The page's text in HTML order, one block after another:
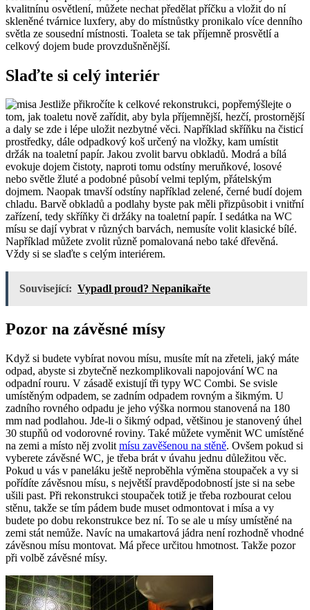
kvalitnínu osvětlení, můžete nechat předělat příčku a vložit do ní
skleněné tvárnice luxfery, aby do místnůstky pronikalo více denního
světla ze sousední místnosti. Toaleta se tak příjemně prosvětlí a
celkový dojem bude provzdušněnější.
Slaďte si celý interiér
Jestliže přikročíte k celkové rekonstrukci, popřemýšlejte o
tom, jak toaletu nově zařídit, aby byla příjemnější, hezčí, prostornější
a daly se zde i lépe uložit nezbytné věci. Například skříňku na čisticí
prostředky, dále odpadkový koš určený na vložky, kam umístit
držák na toaletní papír. Jakou zvolit barvu obkladů. Modrá a bílá
evokuje dojem čistoty, naproti tomu odstíny meruňkové, losové
nebo světle žluté a podobné působí velmi teplým, přátelským
dojmem. Naopak tmavší odstíny například zelené, černé budí dojem
chladu. Barvě obkladů a podlahy byste pak měli přizpůsobit i vnitřní
zařízení, tedy skříňky či držáky na toaletní papír. I sedátka na WC
mísu se dají vybrat v různých barvách, nemusíte volit klasické bílé.
Například můžete zvolit různě pomalovaná nebo také dřevěná.
Vždy si se slaďte s celým interiérem.
Související: Vypadl proud? Nepanikařte
Pozor na závěsné mísy
Když si budete vybírat novou mísu, musíte mít na zřeteli, jaký máte
odpad, abyste si zbytečně nezkomplikovali napojování WC na
odpadní rouru. V zásadě existují tři typy WC Combi. Se svisle
umístěným odpadem, se zadním odpadem rovným a šikmým. U
zadního rovného odpadu je jeho výška normou stanovená na 180
mm nad podlahou. Jde-li o šikmý odpad, většinou je stanovený úhel
30 stupňů od vodorovné roviny. Také můžete vyměnit WC umístěné
na zemi a místo něj zvolit mísu zavěšenou na stěně. Ovšem pokud si
vyberete závěsné WC, je třeba brát v úvahu jednu důležitou věc.
Pokud u vás v paneláku ještě neproběhla výměna stoupaček a vy si
pořídíte závěsnou mísu, s největší pravděpodobností jste si na sebe
ušili past. Při rekonstrukci stoupaček totiž je třeba rozbourat celou
stěnu, takže se tím pádem bude muset odmontovat i mísa a vy
budete po dobu rekonstrukce bez ní. To se ale u mísy umístěné na
zemi stát nemůže. Navíc na umakartová jádra není rozhodně vhodné
závěsnou mísu montovat. Má přece určitou hmotnost. Takže pozor
při volbě závěsné mísy.